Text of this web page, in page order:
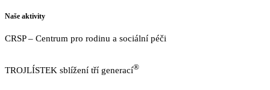
Naše aktivity
CRSP – Centrum pro rodinu a sociální péči
TROJLÍSTEK sblížení tří generací®